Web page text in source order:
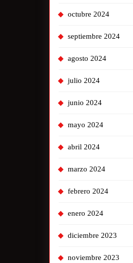
octubre 2024
septiembre 2024
agosto 2024
julio 2024
junio 2024
mayo 2024
abril 2024
marzo 2024
febrero 2024
enero 2024
diciembre 2023
noviembre 2023